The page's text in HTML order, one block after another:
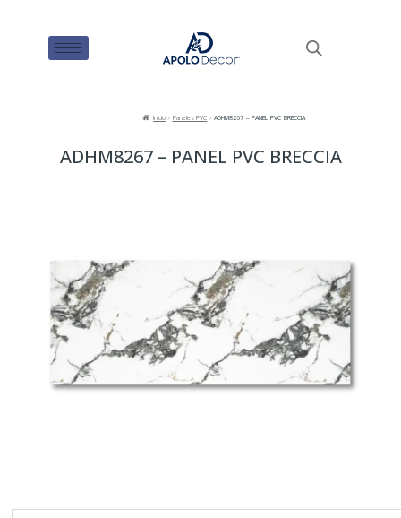
Inicio Paneles PVC ADHM8267 – PANEL PVC BRECCIA
ADHM8267 – PANEL PVC BRECCIA